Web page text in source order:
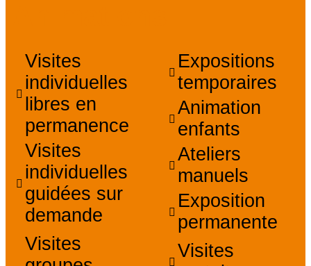
Visites
individuelles
libres en
permanence
Visites
individuelles
guidées sur
demande
Visites
Expositions
temporaires
Animation
enfants
Ateliers
manuels
Exposition
permanente
Visites